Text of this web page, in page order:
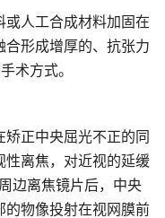
人工合成材料加固在
合形成增厚的、抗张力
术方式。
正中央屈光不正的同
性离焦，对近视的延缓
边离焦镜片后，中央
的物像投射在视网膜前